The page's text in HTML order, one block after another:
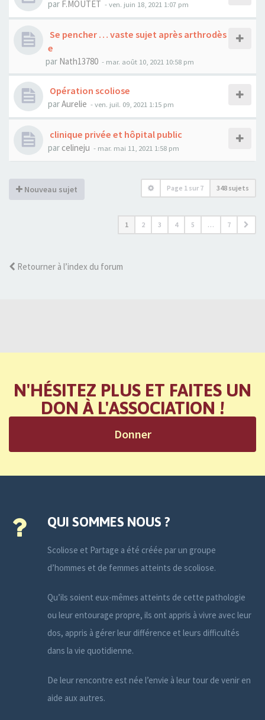
par F.MOUTET - ven. juin 18, 2021 1:07 pm
Se pencher … vaste sujet après arthrodès
e
par Nath13780 - mar. août 10, 2021 10:58 pm
Opération scoliose
parAurelie - ven. juil. 09, 2021 1:15 pm
clinique privée et hôpital public
par celineju - mar. mai 11, 2021 1:58 pm
Nouveau sujet Page 1 sur 7 348 sujets
1 2 3 4 5 … 7
Retourner à l’index du forum
N'HÉSITEZ PLUS ET FAITES UN
DON À L'ASSOCIATION !
Donner
QUI SOMMES NOUS ?
Scoliose et Partage a été créée par un groupe
d’hommes et de femmes atteints de scoliose.
Qu’ils soient eux-mêmes atteints de cette pathologie
ou leur entourage propre, ils ont appris à vivre avec leur
dos, appris à gérer leur différence et leurs difficultés
dans la vie quotidienne.
De leur rencontre est née l’envie à leur tour de venir en
aide aux autres.